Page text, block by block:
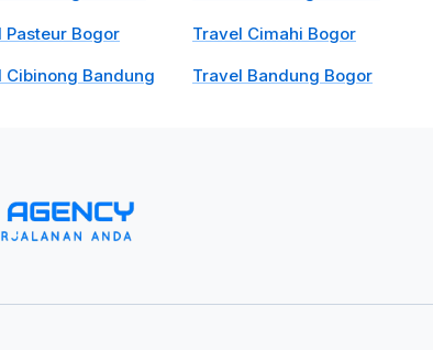
Pasteur Bogor
Cibinong Bandung
Travel Cimahi Bogor
Travel Bandung Bogor